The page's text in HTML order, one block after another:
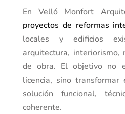
En Velló Monfort
proyectos de reformas
locales y edificios
arquitectura, interiorismo,
de obra. El objetivo no
licencia, sino
solución funcional,
coherente.